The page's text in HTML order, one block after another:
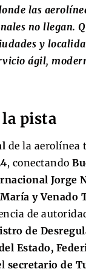
las
no llegan.
y
ágil,
la pista
de la aerolínea
, conectando
Jorge
y Venado
de
de
Estado,
secretario de